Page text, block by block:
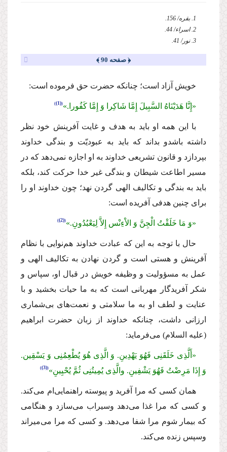
1. بقره/ 156.
2. اسراء/ 44.
3. نور/ 41.
﴿ صفحه 90 ﴾
خویش آزاد است؛ چنانكه حضرت حق فرموده است:
«إِنَّا هَدَیْنَاهُ السَّبِیلَ إِمَّا شَاكِرا وَ إِمَّا كَفُورا.» (1)
با این همه او باید به هدف و غایت آفرینش خود نظر
داشته باشدو بداند كه باید به عبودیّت و بندگى خداوند
بپردازد و قانون تشریعى خداوند به او اجازه نمى‌دهد كه در
مسیر اطاعت شیطان و بندگى غیر خدا حركت كند، بلكه
باید به بندگى و تكالیف الهى گردن نهد؛ چون خداوند او را
براى چنین هدفى آفریده است:
«وَ مَا خَلَقْتُ الْجِنَّ وَ الاْءِنْس إِلاَّ لِیَعْبُدُونِ.» (2)
حال با توجه به این كه عبادت خداوند هم‌نوایى با نظام
آفرینش و هستى است و گردن نهادن به تكالیف الهى و
عمل به مسؤولیت و وظیفه خویش در قبال او، سپاس و
شكر آفریدگار مهربانى است كه به ما حیات بخشید و با
عنایت و لطف او به ما سلامتى و نعمت‌هاى بى‌شمارى
ارزانى داشت، چنانكه خداوند از زبان حضرت ابراهیم
(علیه السلام) مى‌فرماید:
«أَلَّذِى خَلَقَنِى فَهُوَ یَهْدِینِ. وَ الَّذِى هُوَ یُطْعِمُنِى وَ یَسْقِین.
وَ إِذَا مَرِضْتُ فَهُوَ یَشْفِینِ. والَّذِى یُمِیتُنِى ثُمَّ یُحْیِینِ» (3)
همان كسى كه مرا آفرید و پیوسته راهنمایى‌ام مى‌كند.
و كسى كه مرا غذا مى‌دهد وسیراب مى‌سازد و هنگامى
كه بیمار شوم مرا شفا مى‌دهد. و كسى كه مرا مى‌میراند
وسپس زنده مى‌كند.